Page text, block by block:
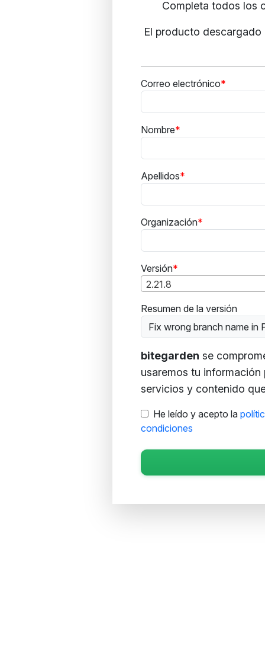
Completa todos los
El producto
Correo electrónico
Nombre
Apellidos
Organización
Versión
2.21.8
Resumen de la versión
Fix wrong branch name in
bitegarden se
usaremos tu
servicios y contenido
He leído y acepto la
condiciones